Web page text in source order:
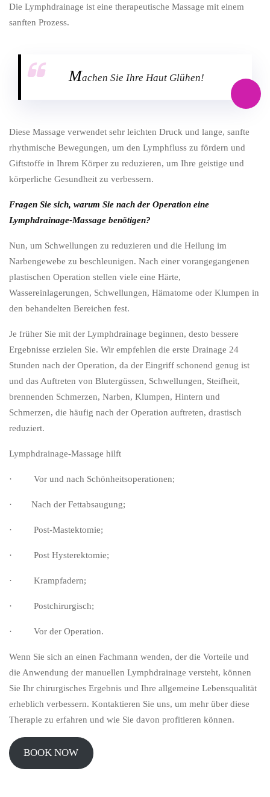
Die Lymphdrainage ist eine therapeutische Massage mit einem
sanften Prozess.
Machen Sie Ihre Haut Glühen!
Diese Massage verwendet sehr leichten Druck und lange, sanfte
rhythmische Bewegungen, um den Lymphfluss zu fördern und
Giftstoffe in Ihrem Körper zu reduzieren, um Ihre geistige und
körperliche Gesundheit zu verbessern.
Fragen Sie sich, warum Sie nach der Operation eine
Lymphdrainage-Massage benötigen?
Nun, um Schwellungen zu reduzieren und die Heilung im
Narbengewebe zu beschleunigen. Nach einer vorangegangenen
plastischen Operation stellen viele eine Härte,
Wassereinlagerungen, Schwellungen, Hämatome oder Klumpen in
den behandelten Bereichen fest.
Je früher Sie mit der Lymphdrainage beginnen, desto bessere
Ergebnisse erzielen Sie. Wir empfehlen die erste Drainage 24
Stunden nach der Operation, da der Eingriff schonend genug ist
und das Auftreten von Blutergüssen, Schwellungen, Steifheit,
brennenden Schmerzen, Narben, Klumpen, Hintern und
Schmerzen, die häufig nach der Operation auftreten, drastisch
reduziert.
Lymphdrainage-Massage hilft
· Vor und nach Schönheitsoperationen;
· Nach der Fettabsaugung;
· Post-Mastektomie;
· Post Hysterektomie;
· Krampfadern;
· Postchirurgisch;
· Vor der Operation.
Wenn Sie sich an einen Fachmann wenden, der die Vorteile und
die Anwendung der manuellen Lymphdrainage versteht, können
Sie Ihr chirurgisches Ergebnis und Ihre allgemeine Lebensqualität
erheblich verbessern. Kontaktieren Sie uns, um mehr über diese
Therapie zu erfahren und wie Sie davon profitieren können.
BOOK NOW